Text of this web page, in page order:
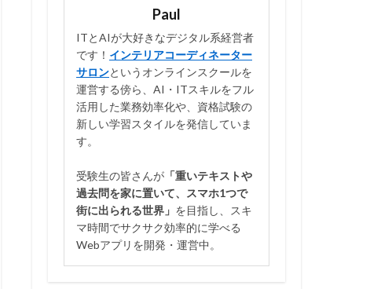
Paul
ITとAIが大好きなデジタル系経営者
です！ インテリアコーディネーター
サロンというオンラインスクールを
運営する傍ら、AI・ITスキルをフル
活用した業務効率化や、資格試験の
新しい学習スタイルを発信していま
す。
受験生の皆さんが 「重いテキストや
過去問を家に置いて、スマホ1つで
街に出られる世界」 を目指し、スキ
マ時間でサクサク効率的に学べる
Webアプリを開発・運営中。